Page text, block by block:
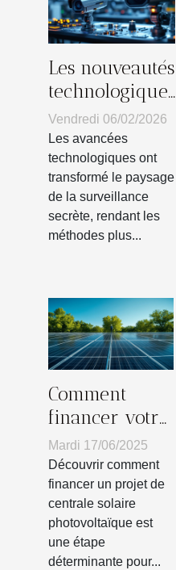
Les nouveautés
technologiques
en matière de
surveillance
secrète
Vendredi 06/02/2026
Les avancées
technologiques ont
transformé le paysage
de la surveillance
secrète, rendant les
méthodes plus...
Comment
financer votre
projet de
centrale
solaire
photovoltaïque
Mardi 17/06/2025
Découvrir comment
financer un projet de
centrale solaire
photovoltaïque est
une étape
déterminante pour...